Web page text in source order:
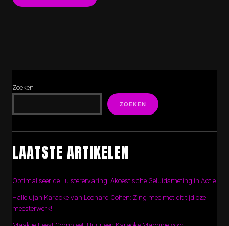
Zoeken
ZOEKEN
LAATSTE ARTIKELEN
Optimaliseer de Luisterervaring: Akoestische Geluidsmeting in Actie
Hallelujah Karaoke van Leonard Cohen: Zing mee met dit tijdloze
meesterwerk!